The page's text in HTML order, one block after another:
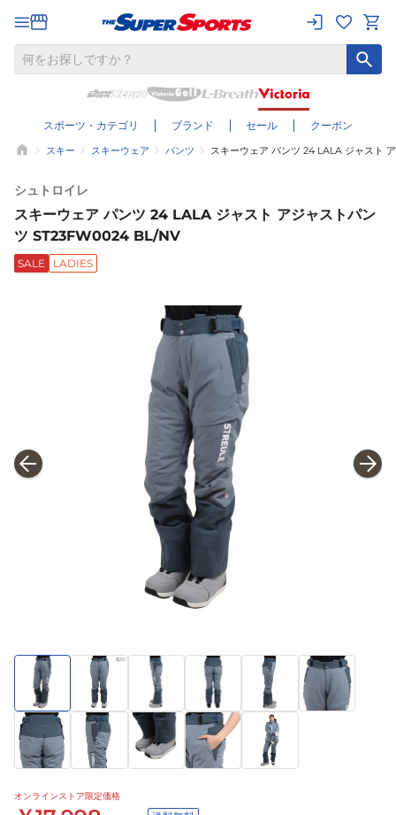
スポーツ・カテゴリ ブランド セール クーポン
スキー スキーウェア パンツ スキーウェア パンツ 24 LALA ジャスト
シュトロイレ
スキーウェア パンツ 24 LALA ジャスト アジャストパン
ツ ST23FW0024 BL/NV
SALE LADIES
オンラインストア限定価格